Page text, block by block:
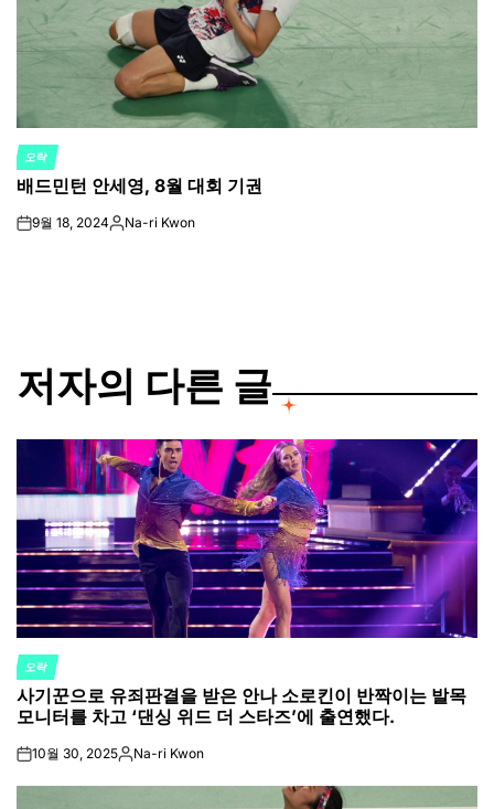
POSTED
IN
오락
배드민턴 안세영, 8월 대회 기권
on9월 18, 2024Posted
Na-ri Kwon
저자의 다른 글
POSTED
IN
오락
사기꾼으로 유죄판결을 받은 안나 소로킨이 반짝이는 발목
모니터를 차고 ‘댄싱 위드 더 스타즈’에 출연했다.
on10월 30, 2025Posted
Na-ri Kwon